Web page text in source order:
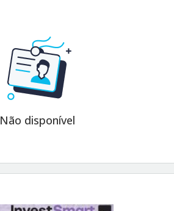
Não disponível